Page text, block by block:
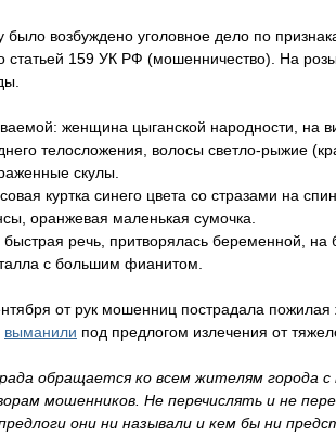
возбуждено уголовное дело по
статьей 159 УК РФ (мошенничество). На
женщина цыганской народности, на
телосложения, волосы светло-рыжие
скулы.
куртка синего цвета со стразами на
оранжевая маленькая сумочка.
речь, притворялась беременной, на
с большим фианитом.
от рук мошенниц пострадала
выманили под предлогом излечения от
обращается ко всем жителям города
мошенников. Не перечислять и не
они ни называли и кем бы ни